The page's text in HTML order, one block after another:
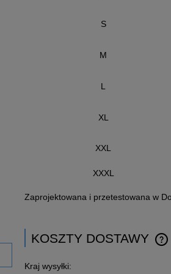
149,50 zł
299,00 zł
do koszyka
S
M
L
XL
XXL
XXXL
Zaprojektowana i przetestowana w
KOSZTY DOSTAWY
Kraj wysyłki: